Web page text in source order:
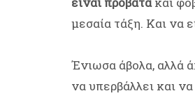
μεσαία τάξη. Και να
Ένιωσα άβολα, αλλά
να υπερβάλλει και